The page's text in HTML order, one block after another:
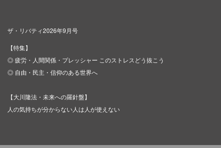
ザ・リバティ2026年9月号
【特集】
◎ 疲労・人間関係・プレッシャー このストレスどう抜こう
◎ 自由・民主・信仰のある世界へ
【大川隆法・未来への羅針盤】
人の気持ちが分からない人は人が使えない